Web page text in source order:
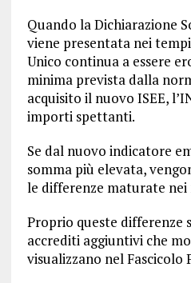
Quando la Dichiarazione
viene presentata nei
Unico continua a essere
minima prevista dalla
acquisito il nuovo ISEE,
importi spettanti.
Se dal nuovo indicatore
somma più elevata,
le differenze maturate nei
Proprio queste differenze
accrediti aggiuntivi che
visualizzano nel Fascicolo